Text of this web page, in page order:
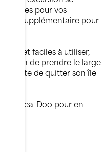
pour vos
supplémentaire pour
et faciles à utiliser,
de prendre le large
tente de quitter son île
Sea-Doo pour en